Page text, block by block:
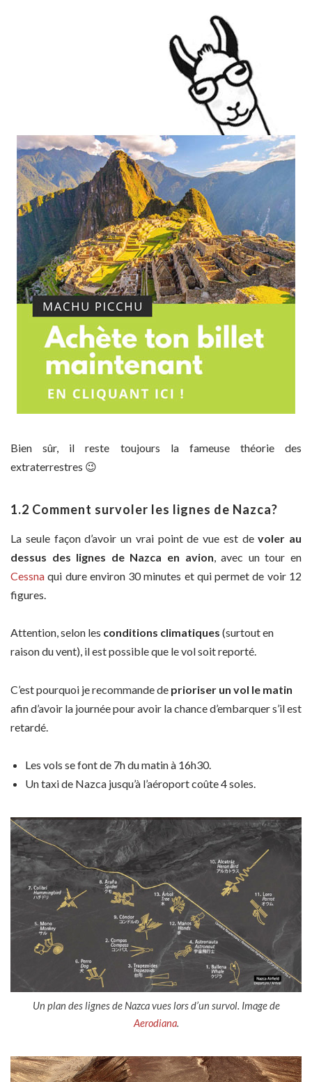
Bien sûr, il reste toujours la fameuse théorie des
extraterrestres 😉
1.2 Comment survoler les lignes de Nazca?
La seule façon d’avoir un vrai point de vue est devoler au
dessus des lignes de Nazca en avion, avec un tour en
Cessna qui dure environ 30 minutes et qui permet de voir 12
figures.
Attention, selon les conditions climatiques (surtout en
raison du vent), il est possible que le vol soit reporté.
C’est pourquoi je recommande de prioriser un vol le matin
afin d’avoir la journée pour avoir la chance d’embarquer s’il est
retardé.
Les vols se font de 7h du matin à 16h30.
Un taxi de Nazca jusqu’à l’aéroport coûte 4 soles.
Un plan des lignes de Nazca vues lors d’un survol. Image de
Aerodiana.